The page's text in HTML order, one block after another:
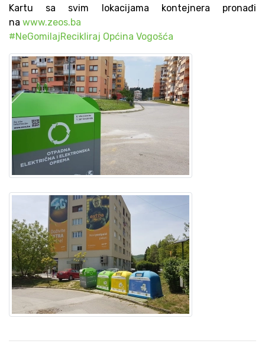
Kartu sa svim lokacijama kontejnera pronađi
na www.zeos.ba
#NeGomilajRecikliraj Općina Vogošća